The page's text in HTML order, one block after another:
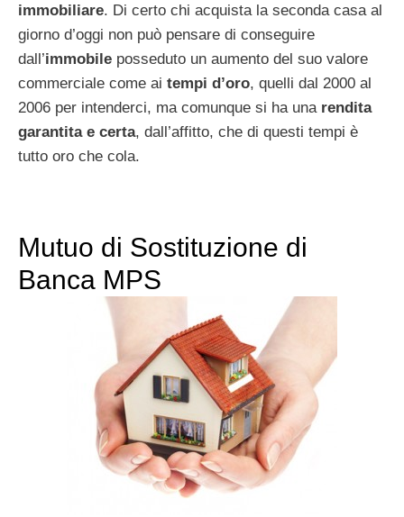
immobiliare. Di certo chi acquista la seconda casa al
giorno d’oggi non può pensare di conseguire
dall’immobile posseduto un aumento del suo valore
commerciale come ai tempi d’oro, quelli dal 2000 al
2006 per intenderci, ma comunque si ha una rendita
garantita e certa, dall’affitto, che di questi tempi è
tutto oro che cola.
Mutuo di Sostituzione di
Banca MPS